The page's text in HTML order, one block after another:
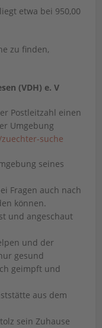
etwa bei 950,00
zu finden,
(VDH) e. V
Postleitzahl einen
Umgebung
suche
seines
Fragen auch nach
können.
und angeschaut
und der
gesund
geimpft und
aus dem
sein Zuhause